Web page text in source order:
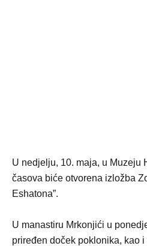
U nedjelju, 10. maja, u Muzeju
časova biće otvorena izložba
Eshatona”.
U manastiru Mrkonjići u
priređen doček poklonika, kao